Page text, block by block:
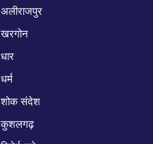
अलीराजपुर
खरगोन
धार
धर्म
शोक संदेश
कुशलगढ़